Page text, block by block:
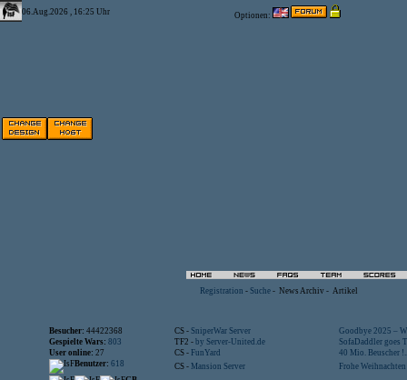
06.Aug.2026 , 16:25 Uhr Optionen:
Registration - Suche - News Archiv - Artikel
Besucher: 44422368 CS - SniperWar Server
Goodbye 2025 –
Gespielte Wars: 803 TF2 - by Server-United.de
SofaDaddler goes
User online: 27 CS - FunYard
40 Mio. Beuscher
Benutzer: 618 CS - Mansion Server
Frohe